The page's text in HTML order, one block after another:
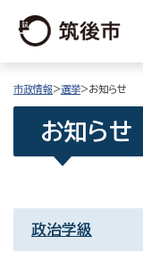
市政情報>選挙>お知らせ
お知らせ
政治学級